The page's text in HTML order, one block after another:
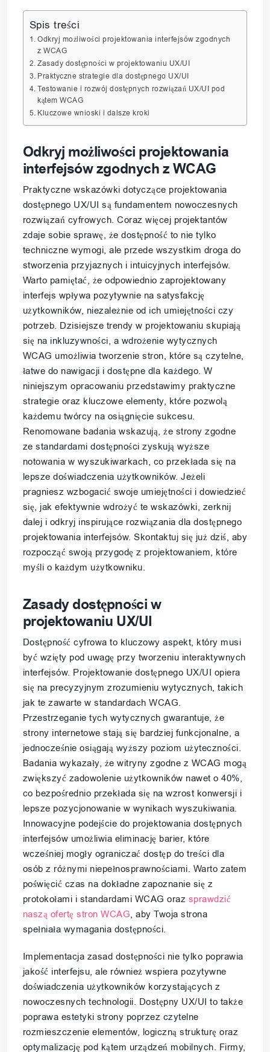
Spis treści
Odkryj możliwości projektowania interfejsów zgodnych
z WCAG
Zasady dostępności w projektowaniu UX/UI
Praktyczne strategie dla dostępnego UX/UI
Testowanie i rozwój dostępnych rozwiązań UX/UI pod
kątem WCAG
Kluczowe wnioski i dalsze kroki
Odkryj możliwości projektowania
interfejsów zgodnych z WCAG
Praktyczne wskazówki dotyczące projektowania
dostępnego UX/UI są fundamentem nowoczesnych
rozwiązań cyfrowych. Coraz więcej projektantów
zdaje sobie sprawę, że dostępność to nie tylko
techniczne wymogi, ale przede wszystkim droga do
stworzenia przyjaznych i intuicyjnych interfejsów.
Warto pamiętać, że odpowiednio zaprojektowany
interfejs wpływa pozytywnie na satysfakcję
użytkowników, niezależnie od ich umiejętności czy
potrzeb. Dzisiejsze trendy w projektowaniu skupiają
się na inkluzywności, a wdrożenie wytycznych
WCAG umożliwia tworzenie stron, które są czytelne,
łatwe do nawigacji i dostępne dla każdego. W
niniejszym opracowaniu przedstawimy praktyczne
strategie oraz kluczowe elementy, które pozwolą
każdemu twórcy na osiągnięcie sukcesu.
Renomowane badania wskazują, że strony zgodne
ze standardami dostępności zyskują wyższe
notowania w wyszukiwarkach, co przekłada się na
lepsze doświadczenia użytkowników. Jeżeli
pragniesz wzbogacić swoje umiejętności i dowiedzieć
się, jak efektywnie wdrożyć te wskazówki, zerknij
dalej i odkryj inspirujące rozwiązania dla dostępnego
projektowania interfejsów. Skontaktuj się już dziś, aby
rozpocząć swoją przygodę z projektowaniem, które
myśli o każdym użytkowniku.
Zasady dostępności w
projektowaniu UX/UI
Dostępność cyfrowa to kluczowy aspekt, który musi
być wzięty pod uwagę przy tworzeniu interaktywnych
interfejsów. Projektowanie dostępnego UX/UI opiera
się na precyzyjnym zrozumieniu wytycznych, takich
jak te zawarte w standardach WCAG.
Przestrzeganie tych wytycznych gwarantuje, że
strony internetowe stają się bardziej funkcjonalne, a
jednocześnie osiągają wyższy poziom użyteczności.
Badania wykazały, że witryny zgodne z WCAG mogą
zwiększyć zadowolenie użytkowników nawet o 40%,
co bezpośrednio przekłada się na wzrost konwersji i
lepsze pozycjonowanie w wynikach wyszukiwania.
Innowacyjne podejście do projektowania dostępnych
interfejsów umożliwia eliminację barier, które
wcześniej mogły ograniczać dostęp do treści dla
osób z różnymi niepełnosprawnościami. Warto zatem
poświęcić czas na dokładne zapoznanie się z
protokołami i standardami WCAG oraz sprawdzić
naszą ofertę stron WCAG, aby Twoja strona
spełniała wymagania dostępności.
Implementacja zasad dostępności nie tylko poprawia
jakość interfejsu, ale również wspiera pozytywne
doświadczenia użytkowników korzystających z
nowoczesnych technologii. Dostępny UX/UI to także
poprawa estetyki strony poprzez czytelne
rozmieszczenie elementów, logiczną strukturę oraz
optymalizację pod kątem urządzeń mobilnych. Firmy,